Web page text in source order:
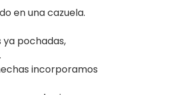
en una cazuela.
ya pochadas,
incorporamos